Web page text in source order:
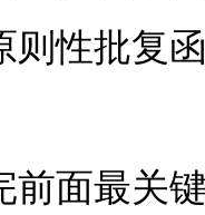
则性批复
前面最关